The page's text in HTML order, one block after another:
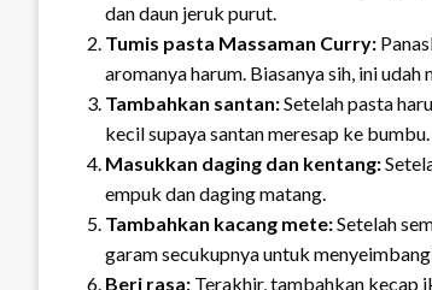
dan daun jeruk purut.
Tumis pasta Massaman Curry:
aromanya harum. Biasanya sih, ini
Tambahkan santan:Setelah pasta
kecil supaya santan meresap ke bumbu.
Masukkan daging dan kentang:
empuk dan daging matang.
Tambahkan kacang mete:Setelah
garam secukupnya untuk
Beri rasa: Terakhir, tambahkan kecap